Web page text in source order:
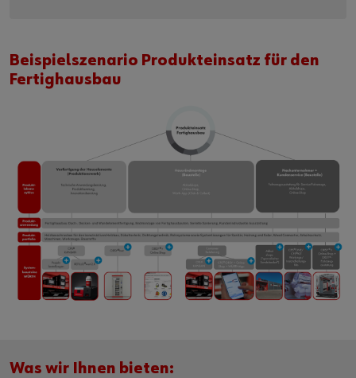
Beispielszenario Produkteinsatz für den
Fertighausbau
Was wir Ihnen bieten: